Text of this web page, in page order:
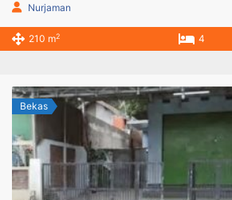
Nurjaman
210 m2 4
Bekas